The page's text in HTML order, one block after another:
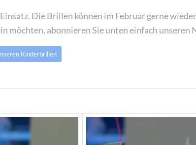
Die Brillen können im Februar gerne
möchten, abonnieren Sie unten einfach unseren
Kinderbrillen